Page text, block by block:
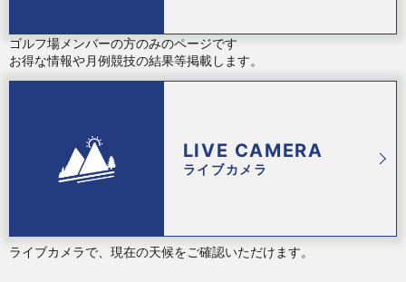
ゴルフ場メンバーの方のみのページです
お得な情報や月例競技の結果等掲載します。
LIVE CAMERA
ライブカメラ
ライブカメラで、現在の天候をご確認いただけます。